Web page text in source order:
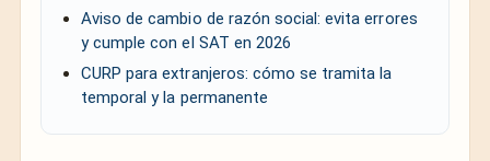
Aviso de cambio de razón social: evita errores
y cumple con el SAT en 2026
CURP para extranjeros: cómo se tramita la
temporal y la permanente